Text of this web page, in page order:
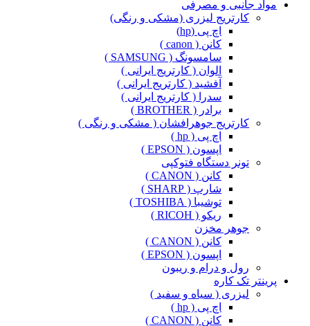
مواد جانبی و مصرفی
کارتریج لیزری (مشکی و رنگی)
اچ پی (hp)
کانن ( canon )
سامسونگ ( SAMSUNG )
الوان ( کارتریج ایرانی )
آفشید ( کارتریج ایرانی )
سدرا ( کارتریج ایرانی )
برادر ( BROTHER )
کارتریج جوهرافشان ( مشکی و رنگی )
اچ پی ( hp )
اپسون ( EPSON )
تونر دستگاه فتوکپی
کانن ( CANON )
شارپ ( SHARP )
توشیبا ( TOSHIBA )
ریکو ( RICOH )
جوهر مخزن
کانن ( CANON )
اپسون ( EPSON )
رول و درام و ریبون
پرینتر تک کاره
لیزری ( سیاه و سفید )
اچ پی ( hp )
کانن ( CANON )